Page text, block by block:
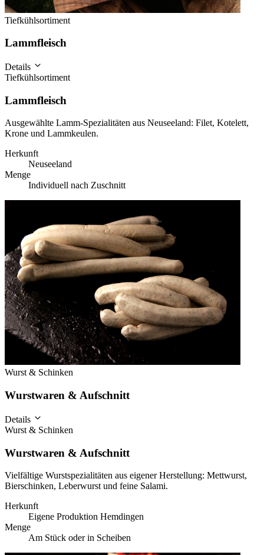
Tiefkühlsortiment
Lammfleisch
Details
Tiefkühlsortiment
Lammfleisch
Ausgewählte Lamm-Spezialitäten aus Neuseeland: Filet, Kotelett,
Krone und Lammkeulen.
Herkunft
Neuseeland
Menge
Individuell nach Zuschnitt
Wurst & Schinken
Wurstwaren & Aufschnitt
Details
Wurst & Schinken
Wurstwaren & Aufschnitt
Vielfältige Wurstspezialitäten aus eigener Herstellung: Mettwurst,
Bierschinken, Leberwurst und feine Salami.
Herkunft
Eigene Produktion Hemdingen
Menge
Am Stück oder in Scheiben